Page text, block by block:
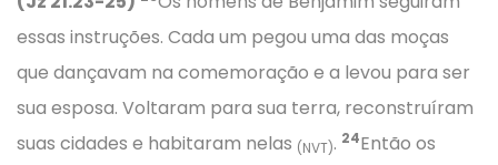
essas instruções. Cada um pegou uma das moças
que dançavam na comemoração e a levou para ser
sua esposa. Voltaram para sua terra, reconstruíram
suas cidades e habitaram nelas (NVT). 24Então os